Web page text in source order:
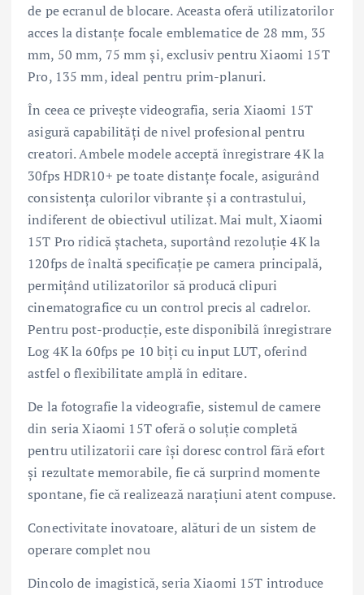
de pe ecranul de blocare. Aceasta oferă utilizatorilor
acces la distanțe focale emblematice de 28 mm, 35
mm, 50 mm, 75 mm și, exclusiv pentru Xiaomi 15T
Pro, 135 mm, ideal pentru prim-planuri.
În ceea ce privește videografia, seria Xiaomi 15T
asigură capabilități de nivel profesional pentru
creatori. Ambele modele acceptă înregistrare 4K la
30fps HDR10+ pe toate distanțe focale, asigurând
consistența culorilor vibrante și a contrastului,
indiferent de obiectivul utilizat. Mai mult, Xiaomi
15T Pro ridică ștacheta, suportând rezoluție 4K la
120fps de înaltă specificație pe camera principală,
permițând utilizatorilor să producă clipuri
cinematografice cu un control precis al cadrelor.
Pentru post-producție, este disponibilă înregistrare
Log 4K la 60fps pe 10 biți cu input LUT, oferind
astfel o flexibilitate amplă în editare.
De la fotografie la videografie, sistemul de camere
din seria Xiaomi 15T oferă o soluție completă
pentru utilizatorii care își doresc control fără efort
și rezultate memorabile, fie că surprind momente
spontane, fie că realizează narațiuni atent compuse.
Conectivitate inovatoare, alături de un sistem de
operare complet nou
Dincolo de imagistică, seria Xiaomi 15T introduce